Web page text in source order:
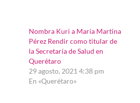
Nombra Kuri a María Martina
Pérez Rendir como titular de
la Secretaría de Salud en
Querétaro
29 agosto, 2021 4:38 pm
En «Querétaro»